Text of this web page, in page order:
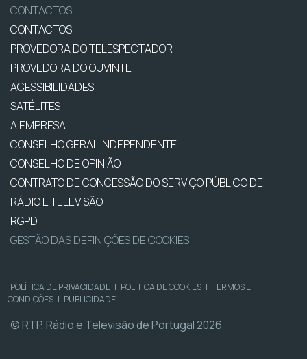
CONTACTOS
CONTACTOS
PROVEDORA DO TELESPECTADOR
PROVEDORA DO OUVINTE
ACESSIBILIDADES
SATÉLITES
A EMPRESA
CONSELHO GERAL INDEPENDENTE
CONSELHO DE OPINIÃO
CONTRATO DE CONCESSÃO DO SERVIÇO PÚBLICO DE
RÁDIO E TELEVISÃO
RGPD
GESTÃO DAS DEFINIÇÕES DE COOKIES
POLÍTICA DE PRIVACIDADE | POLÍTICA DE COOKIES | TERMOS E
CONDIÇÕES | PUBLICIDADE
© RTP, Rádio e Televisão de Portugal 2026